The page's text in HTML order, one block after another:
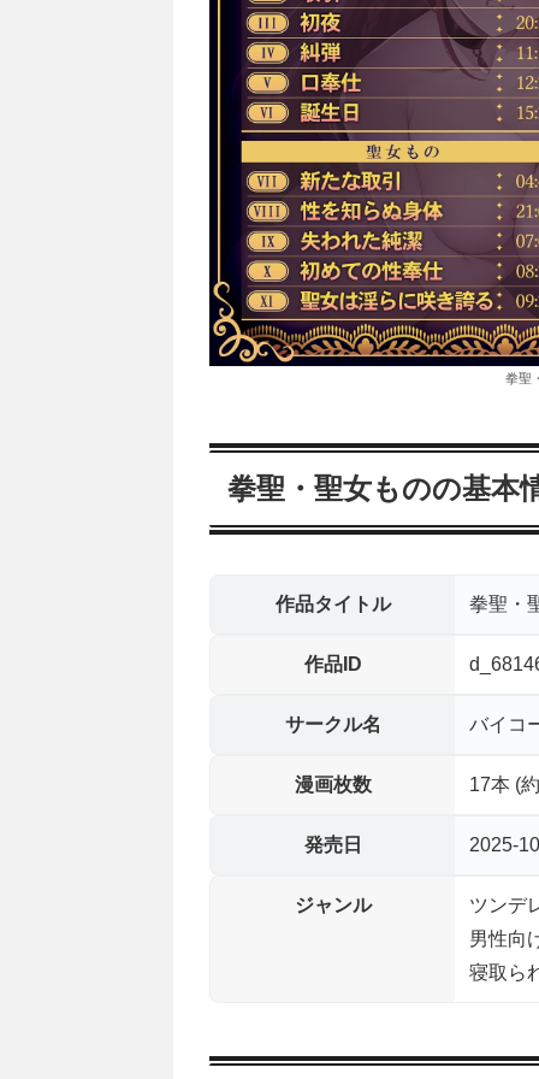
拳聖
拳聖・聖女ものの基本
作品タイトル 拳聖・
作品ID
サークル名 バイコ
漫画枚数 17本 (
発売日 2025-
ジャンル
ツンデ
男性向
寝取ら